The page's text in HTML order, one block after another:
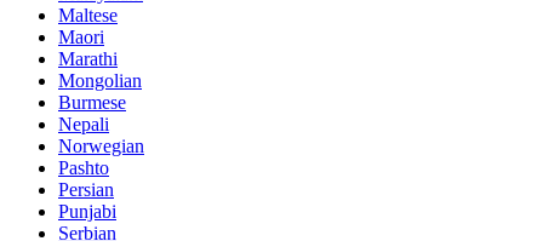
Maltese
Maori
Marathi
Mongolian
Burmese
Nepali
Norwegian
Pashto
Persian
Punjabi
Serbian